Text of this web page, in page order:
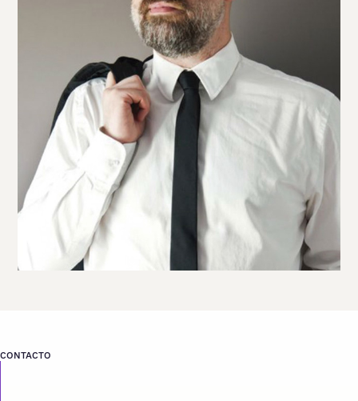
apresentador
ESPANHOL
VER PERFIL
Viaja
desde
CONTACTO